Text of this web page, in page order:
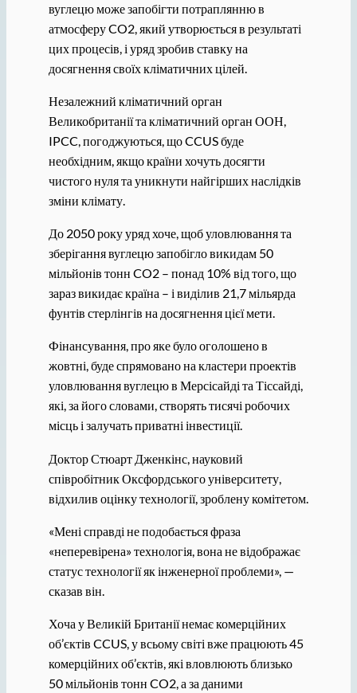
вуглецю може запобігти потраплянню в
атмосферу CO2, який утворюється в результаті
цих процесів, і уряд зробив ставку на
досягнення своїх кліматичних цілей.
Незалежний кліматичний орган
Великобританії та кліматичний орган ООН,
IPCC, погоджуються, що CCUS буде
необхідним, якщо країни хочуть досягти
чистого нуля та уникнути найгірших наслідків
зміни клімату.
До 2050 року уряд хоче, щоб уловлювання та
зберігання вуглецю запобігло викидам 50
мільйонів тонн CO2 – понад 10% від того, що
зараз викидає країна – і виділив 21,7 мільярда
фунтів стерлінгів на досягнення цієї мети.
Фінансування, про яке було оголошено в
жовтні, буде спрямовано на кластери проектів
уловлювання вуглецю в Мерсісайді та Тіссайді,
які, за його словами, створять тисячі робочих
місць і залучать приватні інвестиції.
Доктор Стюарт Дженкінс, науковий
співробітник Оксфордського університету,
відхилив оцінку технології, зроблену комітетом.
«Мені справді не подобається фраза
«неперевірена» технологія, вона не відображає
статус технології як інженерної проблеми», —
сказав він.
Хоча у Великій Британії немає комерційних
об’єктів CCUS, у всьому світі вже працюють 45
комерційних об’єктів, які вловлюють близько
50 мільйонів тонн CO2, а за даними